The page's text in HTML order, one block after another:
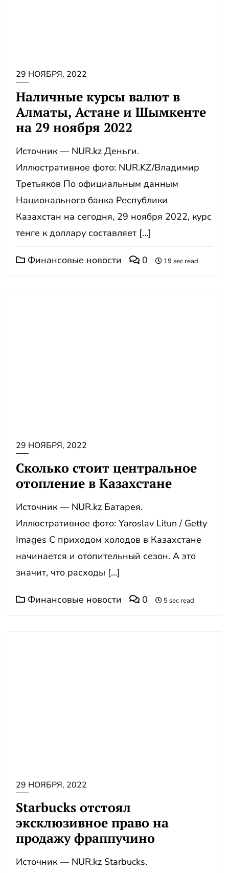
29 НОЯБРЯ, 2022
Наличные курсы валют в
Алматы, Астане и Шымкенте
на 29 ноября 2022
Источник — NUR.kz Деньги.
Иллюстративное фото: NUR.KZ/Владимир
Третьяков По официальным данным
Национального банка Республики
Казахстан на сегодня, 29 ноября 2022, курс
тенге к доллару составляет […]
Финансовые новости 0 19 sec read
29 НОЯБРЯ, 2022
Сколько стоит центральное
отопление в Казахстане
Источник — NUR.kz Батарея.
Иллюстративное фото: Yaroslav Litun / Getty
Images С приходом холодов в Казахстане
начинается и отопительный сезон. А это
значит, что расходы […]
Финансовые новости 0 5 sec read
29 НОЯБРЯ, 2022
Starbucks отстоял
эксклюзивное право на
продажу фраппучино
Источник — NUR.kz Starbucks.